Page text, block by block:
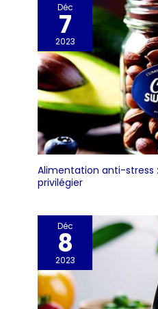
Déc
7
2023
Alimentation anti-stress
privilégier
Déc
8
2023